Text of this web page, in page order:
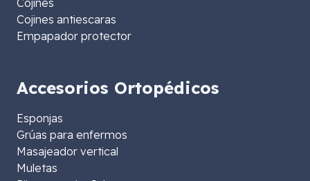
Cojines
Cojines antiescaras
Empapador protector
Accesorios Ortopédicos
Esponjas
Grúas para enfermos
Masajeador vertical
Muletas